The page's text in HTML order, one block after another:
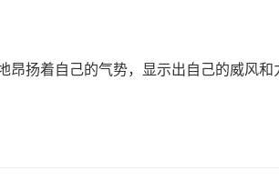
扬着自己的气势，显示出自己的威风和